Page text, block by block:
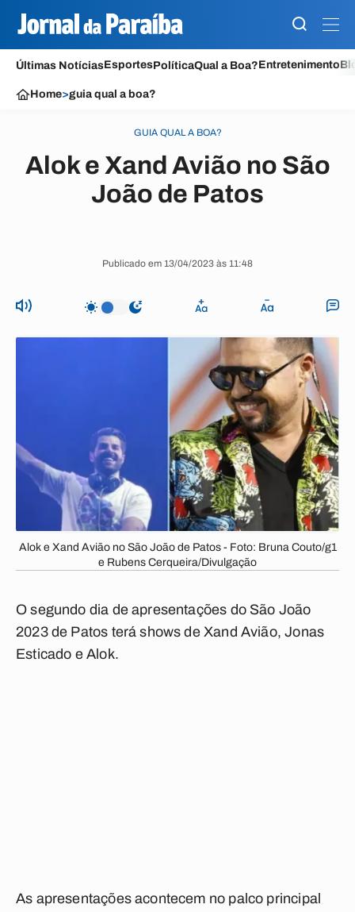
Últimas NotíciasEsportesPolíticaQual a Boa?Entretenimento
Home>guia qual a boa?
GUIA QUAL A BOA?
Alok e Xand Avião no São
João de Patos
Publicado em 13/04/2023 às 11:48
Alok e Xand Avião no São João de Patos - Foto: Bruna Couto/g1
e Rubens Cerqueira/Divulgação
O segundo dia de apresentações do São João
2023 de Patos terá shows de Xand Avião, Jonas
Esticado e Alok.
As apresentações acontecem no palco principal